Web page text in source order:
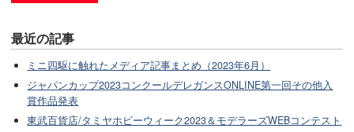
最近の記事
ミニ四駆に触れたメディア記事まとめ（2023年6月）
ジャパンカップ2023コンクールデレガンスONLINE第一回その他入
賞作品発表
東武百貨店/タミヤホビーウィーク2023＆モデラーズWEBコンテスト